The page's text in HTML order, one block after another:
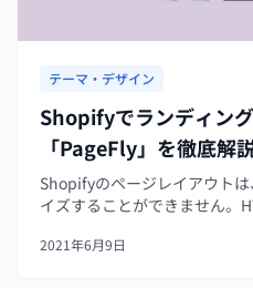
テーマ・デザイン
Shopifyでランディン
「PageFly」を徹底解
Shopifyのページレイアウト
イズすることができません。
ん。そこで今回は、そんなマ
2021年6月9日